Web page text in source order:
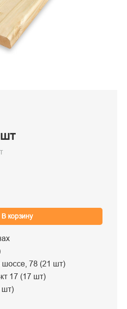
В корзину
шоссе, 78 (21 шт)
17 (17 шт)
шт)